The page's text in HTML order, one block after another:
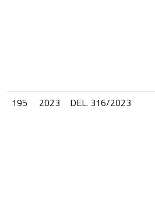
195
2023 DEL. 316/2023